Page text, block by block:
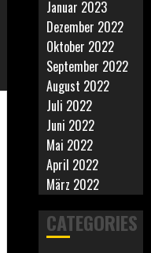
Januar 2023
Dezember 2022
Oktober 2022
September 2022
August 2022
Juli 2022
Juni 2022
Mai 2022
April 2022
März 2022
CATEGORIES